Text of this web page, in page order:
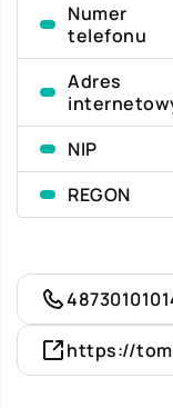
Numer
telefonu
Adres
NIP
REGON
https://